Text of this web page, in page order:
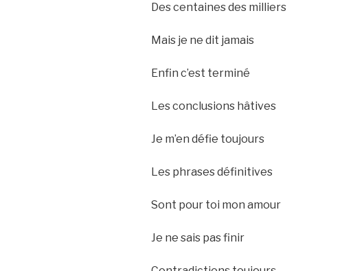
Des centaines des milliers
Mais je ne dit jamais
Enfin c’est terminé
Les conclusions hâtives
Je m’en défie toujours
Les phrases définitives
Sont pour toi mon amour
Je ne sais pas finir